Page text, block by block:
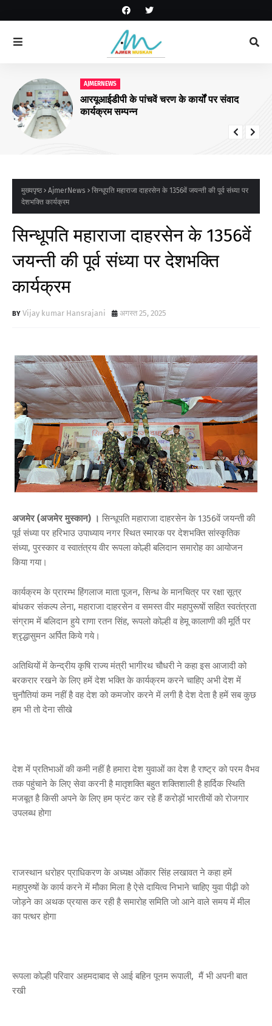
AJMERNEWS
आरयूआईडीपी के पांचवें चरण के कार्यों पर संवाद
कार्यक्रम सम्पन्न
मुख्यपृष्ठ AjmerNews
सिन्धूपति महाराजा दाहरसेन के 1356वें जयन्ती की पूर्व संध्या पर
देशभक्ति कार्यक्रम
सिन्धूपति महाराजा दाहरसेन के 1356वें
जयन्ती की पूर्व संध्या पर देशभक्ति
कार्यक्रम
Vijay kumar Hansrajani अगस्त 25, 2025
अजमेर (अजमेर मुस्कान) । सिन्धूपति महाराजा दाहरसेन के 1356वें जयन्ती की
पूर्व संध्या पर हरिभाउ उपाध्याय नगर स्थित स्मारक पर देशभक्ति सांस्कृतिक
संध्या, पुरस्कार व स्वातंत्रय वीर रूपला कोल्ही बलिदान समारोह का आयोजन
किया गया।
कार्यक्रम के प्रारम्भ हिंगलाज माता पूजन, सिन्ध के मानचित्र पर रक्षा सूत्र
बांधकर संकल्प लेना, महाराजा दाहरसेन व समस्त वीर महापुरूषों सहित स्वतंत्रता
संग्राम में बलिदान हुये राणा रतन सिंह, रूपलो कोल्ही व हेमू कालाणी की मूर्ति पर
श्रृद्धासुमन अर्पित किये गये।
अतिथियों में केन्द्रीय कृषि राज्य मंत्री भागीरथ चौधरी ने कहा इस आजादी को
बरकरार रखने के लिए हमें देश भक्ति के कार्यक्रम करने चाहिए अभी देश में
चुनौतियां कम नहीं है वह देश को कमजोर करने में लगी है देश देता है हमें सब कुछ
हम भी तो देना सीखे
देश में प्रतिभाओं की कमी नहीं है हमारा देश युवाओं का देश है राष्ट्र को परम वैभव
तक पहुंचाने के लिए सेवा करनी है मातृशक्ति बहुत शक्तिशाली है हार्दिक स्थिति
मजबूत है किसी अपने के लिए हम फ्रंट कर रहे हैं करोड़ों भारतीयों को रोजगार
उपलब्ध होगा
राजस्थान धरोहर प्राधिकरण के अध्यक्ष ओंकार सिंह लखावत ने कहा हमें
महापुरुषों के कार्य करने में मौका मिला है ऐसे दायित्व निभाने चाहिए युवा पीढ़ी को
जोड़ने का अथक प्रयास कर रही है समारोह समिति जो आने वाले समय में मील
का पत्थर होगा
रूपला कोल्ही परिवार अहमदाबाद से आई बहिन पूनम रूपाली, मैं भी अपनी बात
रखी